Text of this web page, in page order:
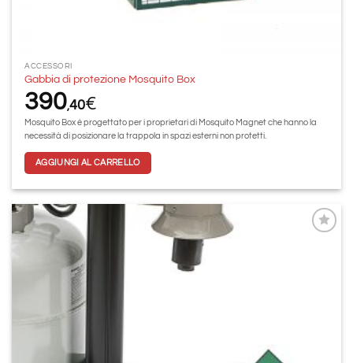
ACCESSORI
Gabbia di protezione Mosquito Box
390,40€
Mosquito Box è progettato per i proprietari di Mosquito Magnet che hanno la
necessità di posizionare la trappola in spazi esterni non protetti.
AGGIUNGI AL CARRELLO